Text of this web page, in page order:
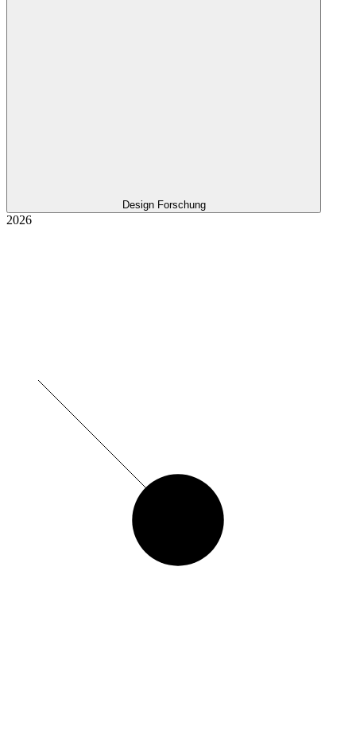
Design Forschung
2026